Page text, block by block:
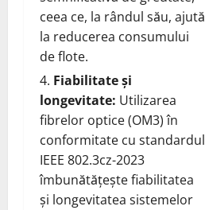
ceea ce, la rândul său, ajută
la reducerea consumului
de flote.
Fiabilitate și
longevitate: Utilizarea
fibrelor optice (OM3) în
conformitate cu standardul
IEEE 802.3cz-2023
îmbunătățește fiabilitatea
și longevitatea sistemelor